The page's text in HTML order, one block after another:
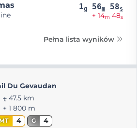
1g 56m 58s
+ 14m 48s
Pełna lista wyników
Du Gevaudan
⨦ 47.5 km
+ 1 800 m
4 G 4